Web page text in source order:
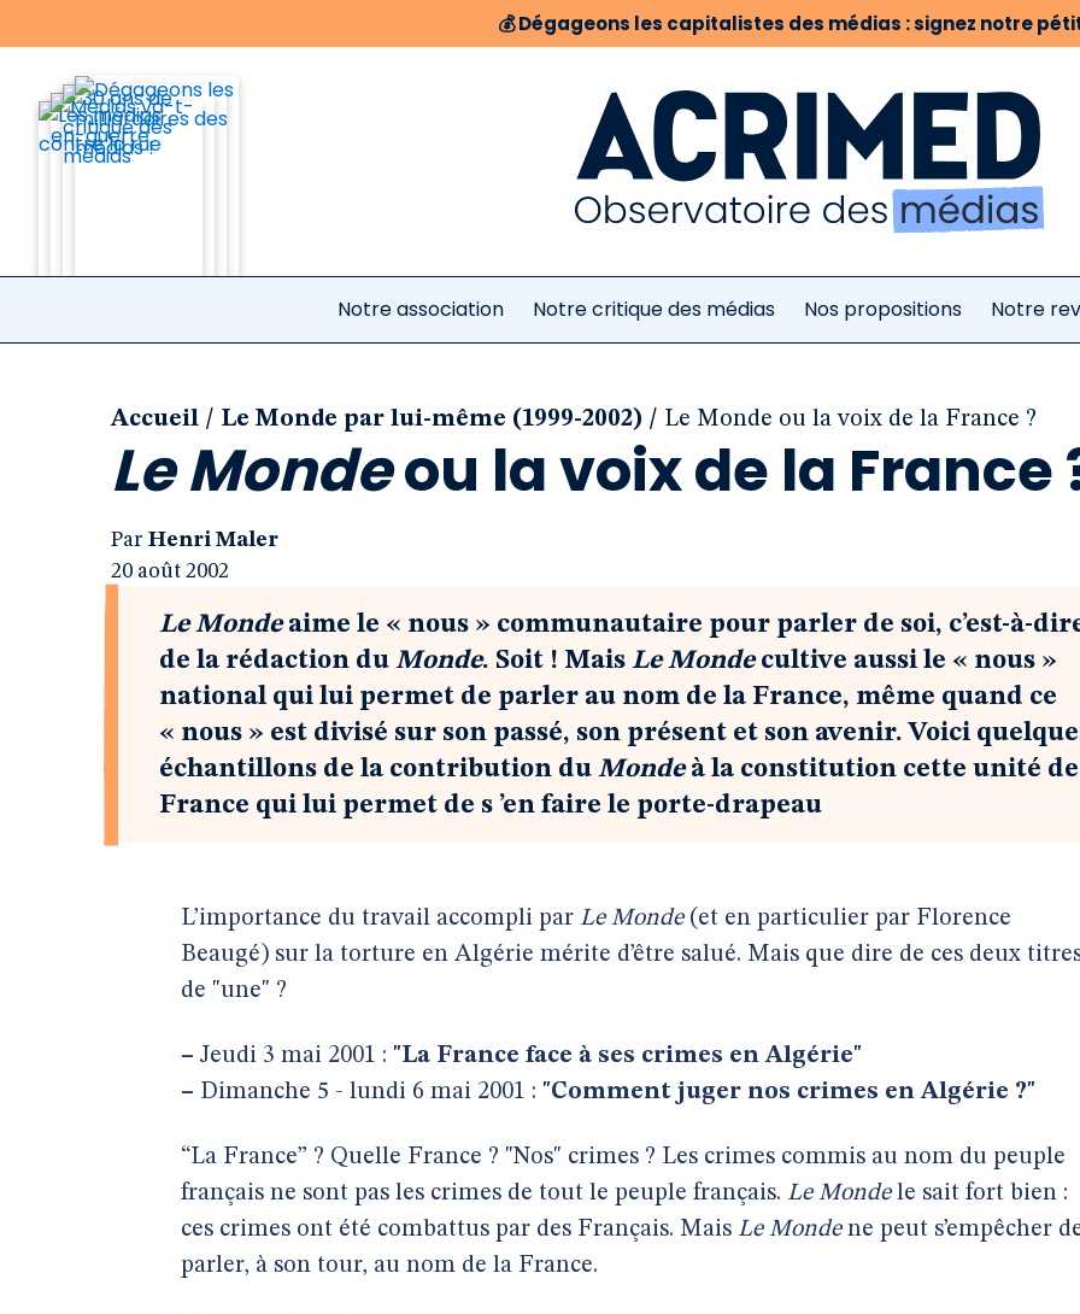
💰Dégageons les capitalistes des médias : signez notre
Notre association Notre critique des médias Nos propositions Notre
Accueil / Le Monde par lui-même (1999-2002) / Le Monde ou la voix de la France ?
Le Mondeou la voix de la France
Par Henri Maler
20 août 2002
Le Mondeaime le « nous » communautaire pour parler de soi, c’est-à-
de la rédaction du Monde. Soit ! Mais Le Mondecultive aussi le « nous »
national qui lui permet de parler au nom de la France, même quand ce
« nous » est divisé sur son passé, son présent et son avenir. Voici
échantillons de la contribution du Mondeà la constitution cette unité
France qui lui permet de s ’en faire le porte-drapeau
L’importance du travail accompli par Le Monde(et en particulier par Florence
Beaugé) sur la torture en Algérie mérite d’être salué. Mais que dire de ces deux
de "une" ?
– Jeudi 3 mai 2001 : "La France face à ses crimes en Algérie"
– Dimanche 5 - lundi 6 mai 2001 : "Comment juger nos crimes en Algérie ?"
“La France” ? Quelle France ? "Nos" crimes ? Les crimes commis au nom du peuple
français ne sont pas les crimes de tout le peuple français. Le Mondele sait fort bien :
ces crimes ont été combattus par des Français. Mais Le Mondene peut s’empêcher
parler, à son tour, au nom de la France.